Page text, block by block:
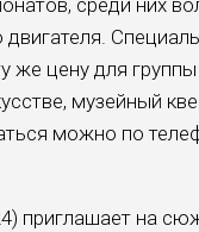
среди них
же цену для группы
му­зейный
можно по
приглаша­ет на